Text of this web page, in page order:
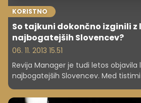
KORISTNO
So tajkuni dokončno izginili z
najbogatejših Slovencev?
06. 11. 2013 15.51
Revija Manager je tudi letos objavila
najbogatejših Slovencev. Med
premoženja pa ni več podjetnikov, ki
kitili s olastninjenim državnim